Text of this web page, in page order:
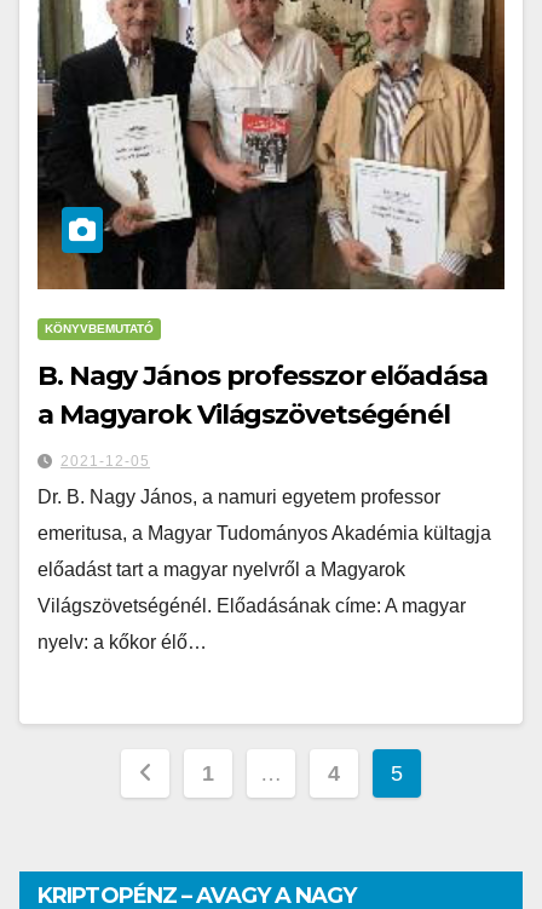
KÖNYVBEMUTATÓ
B. Nagy János professzor előadása
a Magyarok Világszövetségénél
2021-12-05
Dr. B. Nagy János, a namuri egyetem professor
emeritusa, a Magyar Tudományos Akadémia kültagja
előadást tart a magyar nyelvről a Magyarok
Világszövetségénél. Előadásának címe: A magyar
nyelv: a kőkor élő…
1 … 4 5
KRIPTOPÉNZ – AVAGY A NAGY